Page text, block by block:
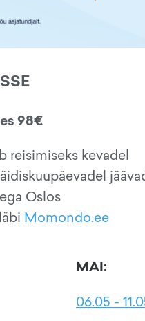
98€
reisimiseks kevadel
Oslos
Momondo.ee
MAI:
06.05 -